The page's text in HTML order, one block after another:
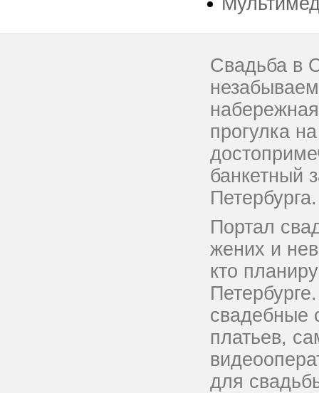
Свадьба в
прогулка
банкетный
Петербурга.
Портал
жених и
кто
свадебные
платьев,
для